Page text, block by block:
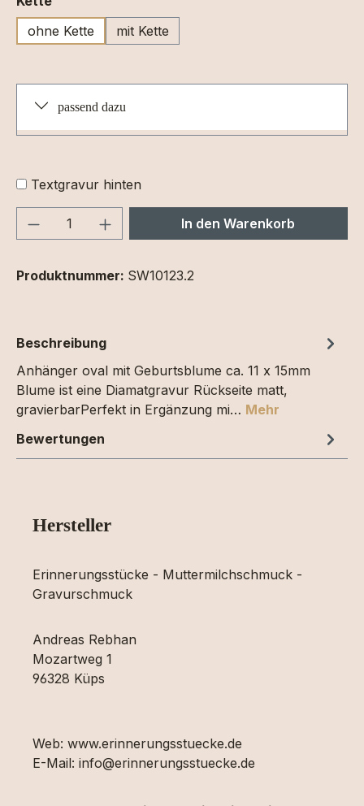
ohne Kette
mit Kette
passend dazu
Textgravur hinten
Produkt Anzahl: Gib denIn den Warenkorb
Produktnummer: SW10123.2
Beschreibung
Anhänger oval mit Geburtsblume ca. 11 x 15mm
Blume ist eine Diamatgravur Rückseite matt,
gravierbarPerfekt in Ergänzung mi… Mehr
Bewertungen
Hersteller
Erinnerungsstücke - Muttermilchschmuck -
Gravurschmuck
Andreas Rebhan
Mozartweg 1
96328 Küps
Web: www.erinnerungsstuecke.de
E-Mail: info@erinnerungsstuecke.de